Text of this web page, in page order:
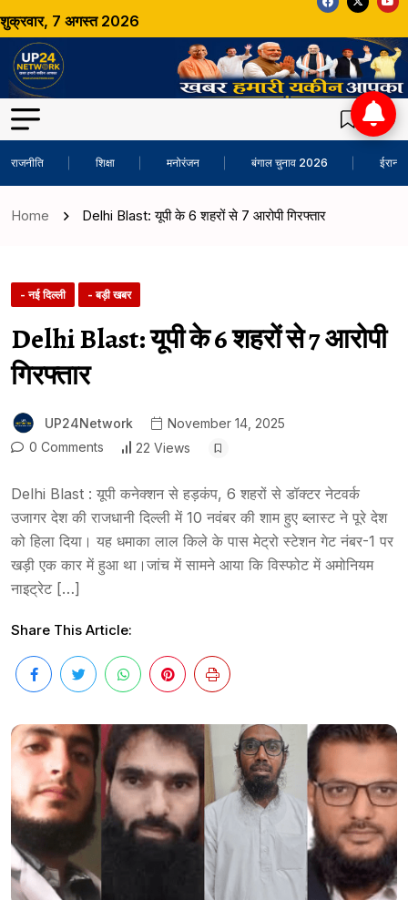
शुक्रवार, 7 अगस्त 2026
राजनीति शिक्षा मनोरंजन बंगाल चुनाव 2026 ईरान-
Home Delhi Blast: यूपी के 6 शहरों से 7 आरोपी गिरफ्तार
- नई दिल्ली - बड़ी खबर
Delhi Blast: यूपी के 6 शहरों से 7 आरोपी
गिरफ्तार
UP24Network
November 14, 2025
0 Comments
22 Views
Delhi Blast : यूपी कनेक्शन से हड़कंप, 6 शहरों से डॉक्टर नेटवर्क
उजागर देश की राजधानी दिल्ली में 10 नवंबर की शाम हुए ब्लास्ट ने पूरे देश
को हिला दिया। यह धमाका लाल किले के पास मेट्रो स्टेशन गेट नंबर-1 पर
खड़ी एक कार में हुआ था।जांच में सामने आया कि विस्फोट में अमोनियम
नाइट्रेट […]
Share This Article: